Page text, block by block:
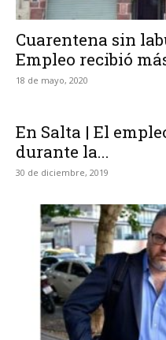
Cuarentena sin
Empleo recibió
18 de mayo, 2020
En Salta | El
durante la...
30 de diciembre, 2019